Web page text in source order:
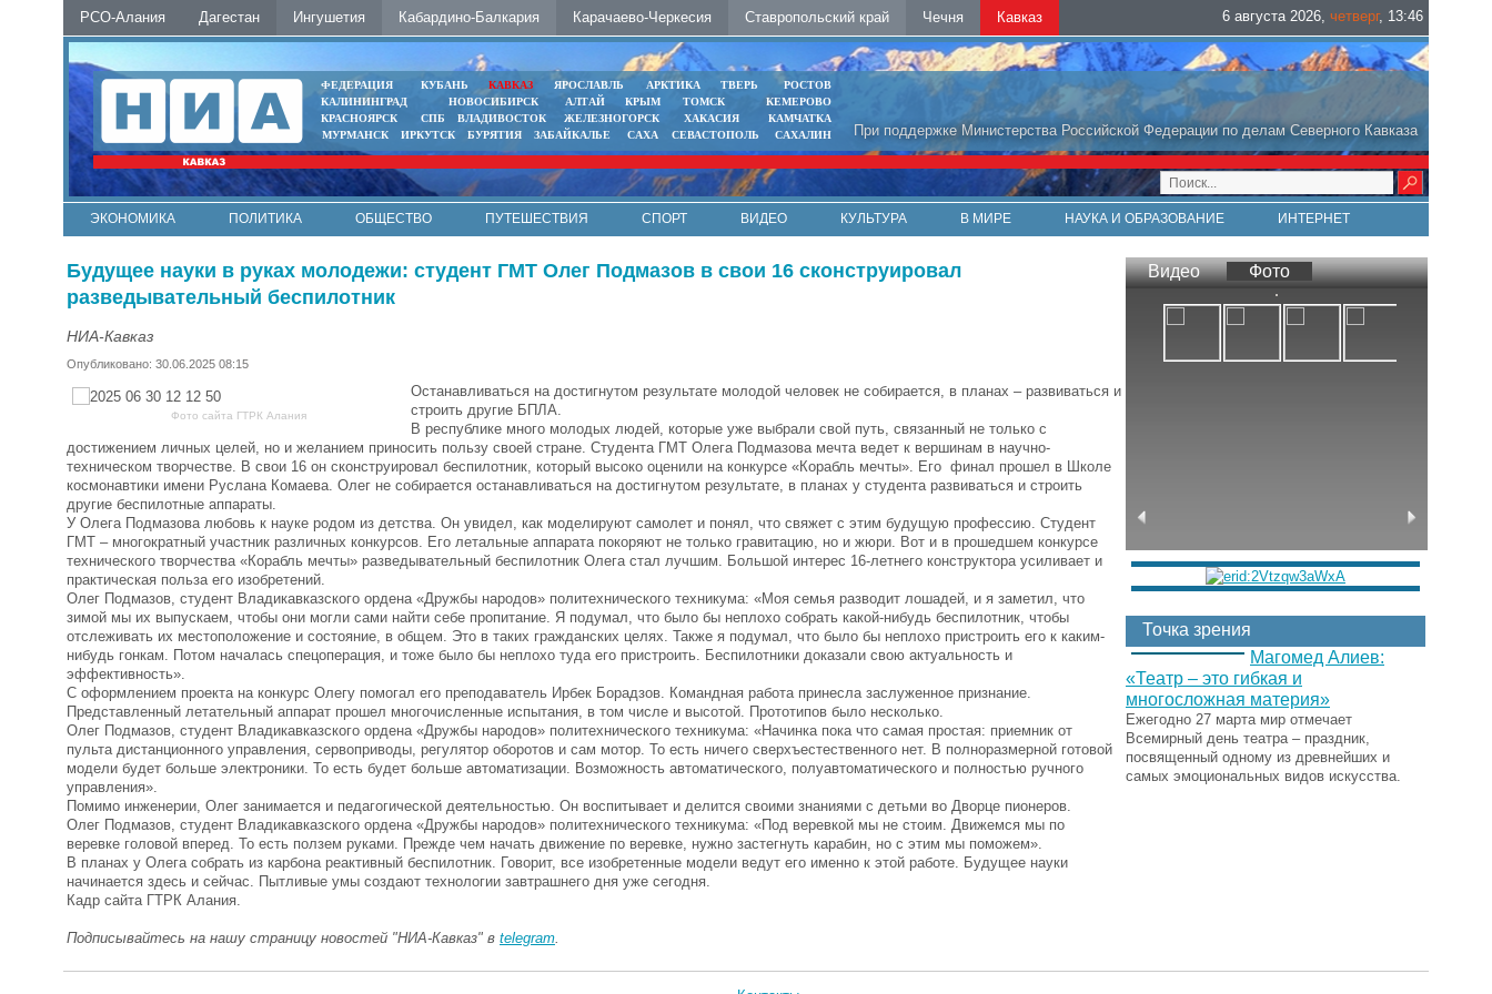
РСО-Алания Дагестан Ингушетия Кабардино-Балкария Карачаево-Черкесия Ставропольский край Чечня Кавказ 6 августа 2026, четверг, 13:46
При поддержке Министерства Российской Федерации по делам Северного Кавказа
ФЕДЕРАЦИЯ КУБАНЬ КАВКАЗ ЯРОСЛАВЛЬ АРКТИКА ТВЕРЬ
РОСТОВ
КАЛИНИНГРАД
НОВОСИБИРСК АЛТАЙ КРЫМ ТОМСК
КЕМЕРОВО
КРАСНОЯРСК
СПБ ВЛАДИВОСТОК ЖЕЛЕЗНОГОРСК ХАКАСИЯ
КАМЧАТКА
МУРМАНСК
ИРКУТСК БУРЯТИЯ ЗАБАЙКАЛЬЕ САХА СЕВАСТОПОЛЬ САХАЛИН
ЭКОНОМИКА ПОЛИТИКА ОБЩЕСТВО ПУТЕШЕСТВИЯ СПОРТ ВИДЕО КУЛЬТУРА В МИРЕ НАУКА И ОБРАЗОВАНИЕ
ИНТЕРНЕТ
Будущее науки в руках молодежи: студент ГМТ Олег Подмазов в свои 16 сконструировал
разведывательный беспилотник
НИА-Кавказ
Опубликовано: 30.06.2025 08:15
Фото сайта ГТРК Алания
Останавливаться на достигнутом результате молодой человек не собирается, в планах – развиваться и
строить другие БПЛА.
В республике много молодых людей, которые уже выбрали свой путь, связанный не только с
достижением личных целей, но и желанием приносить пользу своей стране. Студента ГМТ Олега Подмазова мечта ведет к вершинам в научно-
техническом творчестве. В свои 16 он сконструировал беспилотник, который высоко оценили на конкурсе «Корабль мечты». Его финал прошел в Школе
космонавтики имени Руслана Комаева. Олег не собирается останавливаться на достигнутом результате, в планах у студента развиваться и строить
другие беспилотные аппараты.
У Олега Подмазова любовь к науке родом из детства. Он увидел, как моделируют самолет и понял, что свяжет с этим будущую профессию. Студент
ГМТ – многократный участник различных конкурсов. Его летальные аппарата покоряют не только гравитацию, но и жюри. Вот и в прошедшем конкурсе
технического творчества «Корабль мечты» разведывательный беспилотник Олега стал лучшим. Большой интерес 16-летнего конструктора усиливает и
практическая польза его изобретений.
Олег Подмазов, студент Владикавказского ордена «Дружбы народов» политехнического техникума: «Моя семья разводит лошадей, и я заметил, что
зимой мы их выпускаем, чтобы они могли сами найти себе пропитание. Я подумал, что было бы неплохо собрать какой-нибудь беспилотник, чтобы
отслеживать их местоположение и состояние, в общем. Это в таких гражданских целях. Также я подумал, что было бы неплохо пристроить его к каким-
нибудь гонкам. Потом началась спецоперация, и тоже было бы неплохо туда его пристроить. Беспилотники доказали свою актуальность и
эффективность».
С оформлением проекта на конкурс Олегу помогал его преподаватель Ирбек Борадзов. Командная работа принесла заслуженное признание.
Представленный летательный аппарат прошел многочисленные испытания, в том числе и высотой. Прототипов было несколько.
Олег Подмазов, студент Владикавказского ордена «Дружбы народов» политехнического техникума: «Начинка пока что самая простая: приемник от
пульта дистанционного управления, сервоприводы, регулятор оборотов и сам мотор. То есть ничего сверхъестественного нет. В полноразмерной готовой
модели будет больше электроники. То есть будет больше автоматизации. Возможность автоматического, полуавтоматического и полностью ручного
управления».
Помимо инженерии, Олег занимается и педагогической деятельностью. Он воспитывает и делится своими знаниями с детьми во Дворце пионеров.
Олег Подмазов, студент Владикавказского ордена «Дружбы народов» политехнического техникума: «Под веревкой мы не стоим. Движемся мы по
веревке головой вперед. То есть ползем руками. Прежде чем начать движение по веревке, нужно застегнуть карабин, но с этим мы поможем».
В планах у Олега собрать из карбона реактивный беспилотник. Говорит, все изобретенные модели ведут его именно к этой работе. Будущее науки
начинается здесь и сейчас. Пытливые умы создают технологии завтрашнего дня уже сегодня.
Кадр сайта ГТРК Алания.
Подписывайтесь на нашу страницу новостей "НИА-Кавказ" в telegram
Видео Фото
Точка зрения
Магомед Алиев:
«Театр – это гибкая и
многосложная материя»
Ежегодно 27 марта мир отмечает
Всемирный день театра – праздник,
посвященный одному из древнейших и
самых эмоциональных видов искусства.